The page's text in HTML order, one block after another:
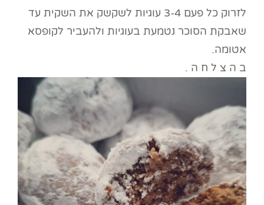
לזרוק כל פעם 3-4 עוגיות לשקשק את השקית עד
שאבקת הסוכר נטמעת בעוגיות ולהעביר לקופסא
אטומה.
ב ה צ ל ח ה .